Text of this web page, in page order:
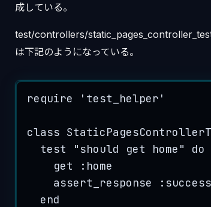
成している。
test/controllers/
は下記のようになっている。
require ' test_helper '
class
test
" should get home "
do
get
: home
assert_response
: success
end